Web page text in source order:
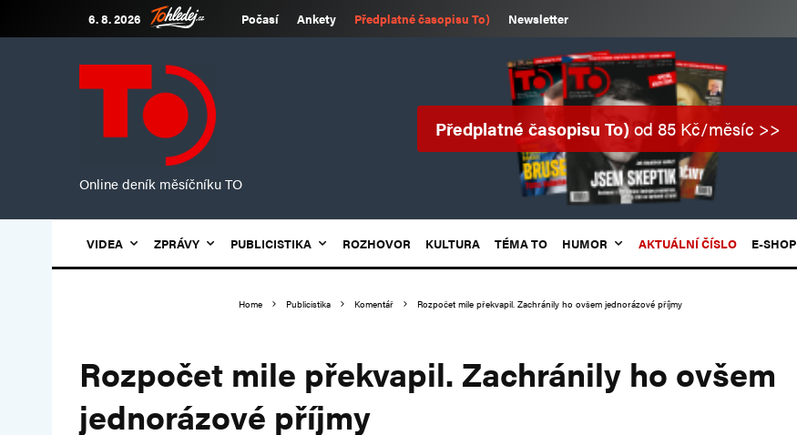
6. 8. 2026 Počasí Ankety Předplatné časopisu To) Newsletter
Online deník měsíčníku TO
Předplatné časopisu To)od 85 Kč/měsíc >>
VIDEA ZPRÁVY PUBLICISTIKA ROZHOVOR KULTURA TÉMA TO HUMOR AKTUÁLNÍ ČÍSLO E-SHOP
Home Publicistika Komentář Rozpočet mile překvapil. Zachránily ho ovšem jednorázové příjmy
Rozpočet mile překvapil. Zachránily ho ovšem
jednorázové příjmy